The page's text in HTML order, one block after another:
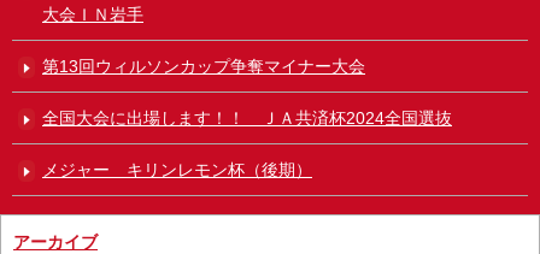
大会ＩＮ岩手
第13回ウィルソンカップ争奪マイナー大会
全国大会に出場します！！ ＪＡ共済杯2024全国選抜
メジャー キリンレモン杯（後期）
アーカイブ